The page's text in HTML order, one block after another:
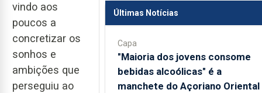
vindo aos
poucos a
concretizar os
sonhos e
ambições que
perseguiu ao
Últimas Notícias
Capa
"Maioria dos jovens consome
bebidas alcoólicas" é a
manchete do Açoriano Oriental